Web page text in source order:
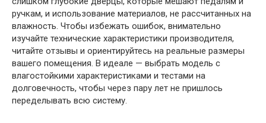
ручкам, и использование материалов, не рассчитанных на
влажность. Чтобы избежать ошибок, внимательно
изучайте технические характеристики производителя,
читайте отзывы и ориентируйтесь на реальные размеры
вашего помещения. В идеале — выбрать модель с
влагостойкими характеристиками и тестами на
долговечность, чтобы через пару лет не пришлось
переделывать всю систему.